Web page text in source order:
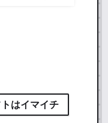
はイマイチ